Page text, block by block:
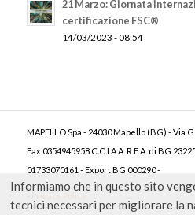
21 Marzo: Giornata
certificazione FSC®
14/03/2023 - 08:54
MAPELLO Spa - 24030 Mapello (BG) - Via
Fax 0354945958 C.C.I.A.A. R.E.A. di BG
01733070161 - Export BG 000290 -
Informiamo che in questo sito
tecnici necessari per migliorare la